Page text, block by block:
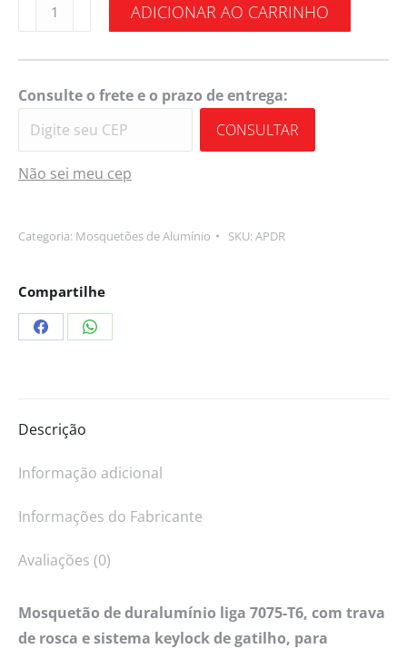
ADICIONAR AO CARRINHO
Consulte o frete e o prazo de entrega:
CONSULTAR
Não sei meu cep
Categoria: Mosquetões de Alumínio SKU:APDR
Compartilhe
Descrição
Informação adicional
Informações do Fabricante
Avaliações (0)
Mosquetão de duralumínio liga 7075-T6, com trava
de rosca e sistema keylock de gatilho, para